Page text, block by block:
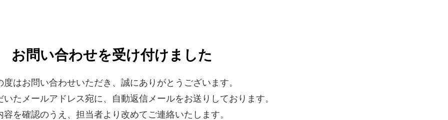
お問い合わせを受け付けました
度はお問い合わせいただき、誠にありがとうございます。
いたメールアドレス宛に、自動返信メールをお送りしております。
容を確認のうえ、担当者より改めてご連絡いたします。